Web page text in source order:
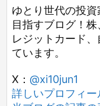
ゆとり世代の投
目指すブログ！
レジットカード
ています。
X： @xi10jun1
詳しいプロフィー